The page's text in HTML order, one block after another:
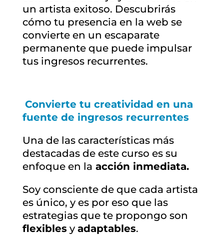
un artista exitoso. Descubrirás
cómo tu presencia en la web se
convierte en un escaparate
permanente que puede impulsar
tus ingresos recurrentes.
Convierte tu creatividad en una
fuente de ingresos recurrentes
Una de las características más
destacadas de este curso es su
enfoque en la acción inmediata.
Soy consciente de que cada artista
es único, y es por eso que las
estrategias que te propongo son
flexiblesy adaptables.